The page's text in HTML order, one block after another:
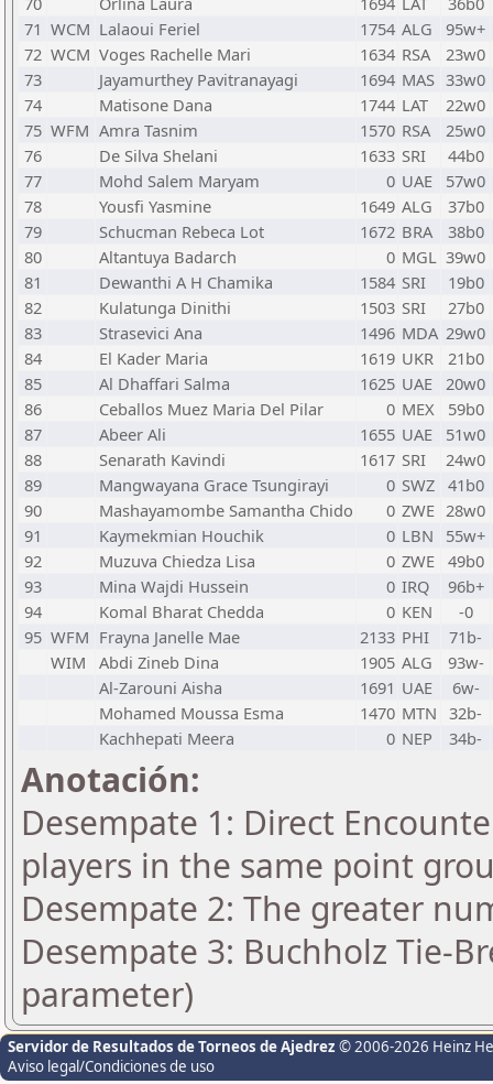
71 WCM Lalaoui Feriel 1754 ALG
95w+
72 WCM Voges Rachelle Mari 1634 RSA
23w0
73
Jayamurthey Pavitranayagi 1694 MAS 33w0
74
Matisone Dana 1744 LAT
22w0
75 WFM Amra Tasnim 1570 RSA
25w0
76
De Silva Shelani 1633 SRI
44b0
77
Mohd Salem Maryam 0 UAE
57w0
78
Yousfi Yasmine 1649 ALG
37b0
79
Schucman Rebeca Lot 1672 BRA
38b0
80
Altantuya Badarch 0 MGL 39w0
81
Dewanthi A H Chamika 1584 SRI
19b0
82
Kulatunga Dinithi 1503 SRI
27b0
83
Strasevici Ana 1496 MDA 29w0
84
El Kader Maria 1619 UKR
21b0
85
Al Dhaffari Salma 1625 UAE
20w0
86
Ceballos Muez Maria Del Pilar 0 MEX
59b0
87
Abeer Ali 1655 UAE
51w0
88
Senarath Kavindi 1617 SRI
24w0
89
Mangwayana Grace Tsungirayi 0 SWZ 41b0
90
Mashayamombe Samantha Chido 0 ZWE 28w0
91
Kaymekmian Houchik 0 LBN
55w+
92
Muzuva Chiedza Lisa 0 ZWE 49b0
93
Mina Wajdi Hussein 0 IRQ
96b+
94
Komal Bharat Chedda 0 KEN
-0
95 WFM Frayna Janelle Mae 2133 PHI
71b-
WIM
Abdi Zineb Dina 1905 ALG
93w-
Al-Zarouni Aisha
1691 UAE
6w-
Mohamed Moussa Esma
1470 MTN
32b-
Kachhepati Meera
0 NEP 34b-
Anotación:
Desempate 1: Direct
players in the same point
Desempate 2: The greater
Desempate 3: Buchholz Tie-
parameter)
Servidor de Resultados de Torneos de Ajedrez © 2006-2026 Heinz
Aviso legal/Condiciones de uso